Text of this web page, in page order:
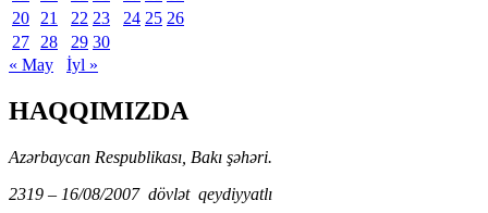
20
21 22 23 24 25 26
27
28 29 30
« May
İyl »
HAQQIMIZDA
Azərbaycan Respublikası, Bakı şəhəri.
2319 – 16/08/2007 dövlət qeydiyyatlı